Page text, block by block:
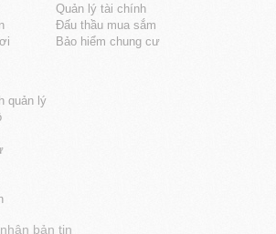
Quản lý tài chính
Đấu thầu mua sắm
Bảo hiểm chung cư
quản lý
bản tin